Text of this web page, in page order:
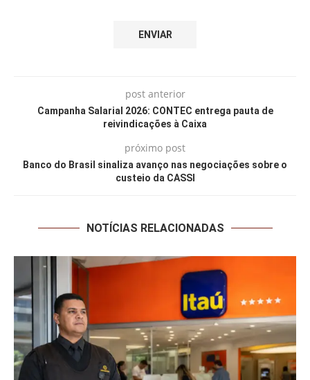
post anterior
Campanha Salarial 2026: CONTEC entrega pauta de
reivindicações à Caixa
próximo post
Banco do Brasil sinaliza avanço nas negociações sobre o
custeio da CASSI
NOTÍCIAS RELACIONADAS